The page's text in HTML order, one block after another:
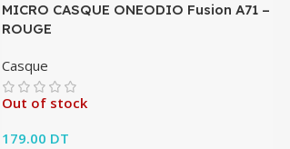
MICRO CASQUE ONEODIO Fusion A71 –
ROUGE
Casque
Out of stock
179.00 DT